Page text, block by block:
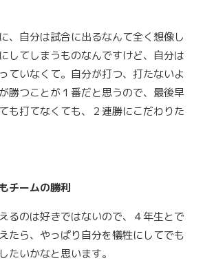
、自分は試合に出るなんて全く想像し
してしまうものなんですけど、自分は
ていなくて。自分が打つ、打たないよ
勝つことが１番だと思うので、最後早
も打てなくても、２連勝にこだわりた
チームの勝利
るのは好きではないので、４年生とで
たら、やっぱり自分を犠牲にしてでも
たいかなと思います。